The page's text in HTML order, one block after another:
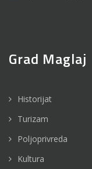
Grad Maglaj
Historijat
Turizam
Poljoprivreda
Kultura